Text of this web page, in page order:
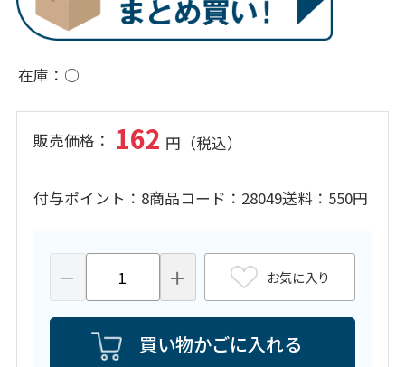
在庫 ○
162
付与ポイント 8商品コード 28049送料 550円
お気に入り
買い物かごに入れる